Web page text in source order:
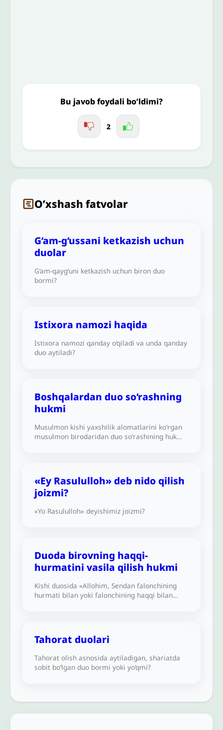
Bu javob foydali bo’ldimi?
2
O’xshash fatvolar
G‘am-g‘ussani ketkazish uchun
duolar
G‘am-qayg‘uni ketkazish uchun biron duo
bormi?
Istixora namozi haqida
Istixora namozi qanday o‘qiladi va unda qanday
duo aytiladi?
Boshqalardan duo so‘rashning
hukmi
Musulmon kishi yaxshilik alomatlarini ko‘rgan
musulmon birodaridan duo so‘rashining hukmi
sahobalarni (Alloh ulardan rozi bo‘lsin) undan
duo so‘rashga undagan. Uvays al-Qaraniy
2542-hadisda keltirgan. Shayxul Islom Ibn
«Ey Rasululloh» deb nido qilish
joizmi?
«Yo Rasululloh» deyishimiz joizmi?
Duoda birovning haqqi-
hurmatini vasila qilish hukmi
Kishi duosida «Allohim, Sendan falonchining
hurmati bilan yoki falonchining haqqi bilan
Tahorat duolari
Tahorat olish asnosida aytiladigan, shariatda
sobit bo‘lgan duo bormi yoki yo‘qmi?